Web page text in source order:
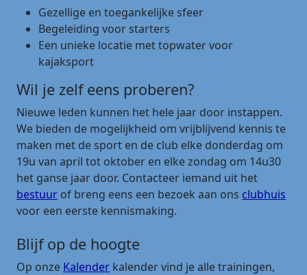
Gezellige en toegankelijke sfeer
Begeleiding voor starters
Een unieke locatie met topwater voor
kajaksport
Wil je zelf eens proberen?
Nieuwe leden kunnen het hele jaar door instappen.
We bieden de mogelijkheid om vrijblijvend kennis te
maken met de sport en de club elke donderdag om
19u van april tot oktober en elke zondag om 14u30
het ganse jaar door. Contacteer iemand uit het
bestuur of breng eens een bezoek aan ons clubhuis
voor een eerste kennismaking.
Blijf op de hoogte
Op onze Kalender kalender vind je alle trainingen,